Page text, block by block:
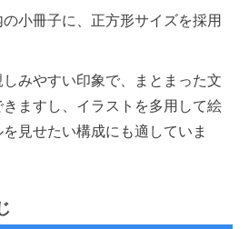
小冊子に、正方形サイズを採用
みやすい印象で、まとまった文
ますし、イラストを多用して絵
見せたい構成にも適していま